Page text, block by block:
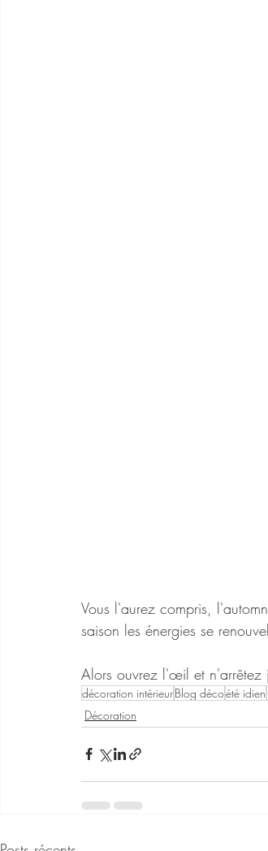
Vous l'aurez compris,
saison les énergies se
Alors ouvrez l'œil et n'arrêtez
décoration intérieurBlog décoété idien
Décoration